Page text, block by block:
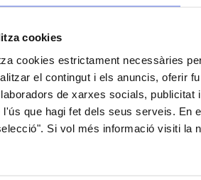
cookies
cookies estrictament necessàries
el contingut i els anuncis, oferir
de xarxes socials,
que hagi fet dels seus serveis. En
Si vol més informació visiti la